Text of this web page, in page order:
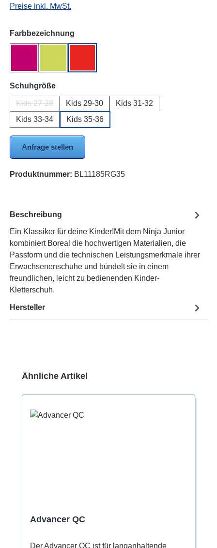
Preise inkl. MwSt.
Farbbezeichnung
Schuhgrößeauswählen
Kids 27-28
(Diese Option ist zurzeit nicht verfügbar.)
Kids 29-30
Kids 31-32
Kids 33-34
Kids 35-36
Anfrage stellen
Produktnummer: BL11185RG35
Beschreibung
Ein Klassiker für deine Kinder!Mit dem Ninja Junior
kombiniert Boreal die hochwertigen Materialien, die
Passform und die technischen Leistungsmerkmale ihrer
Erwachsenenschuhe und bündelt sie in einem
freundlichen, leicht zu bedienenden Kinder-
Kletterschuh.
Hersteller
Produktgalerie überspringen
Ähnliche Artikel
Advancer QC
Der Advancer QC ist für langanhaltende